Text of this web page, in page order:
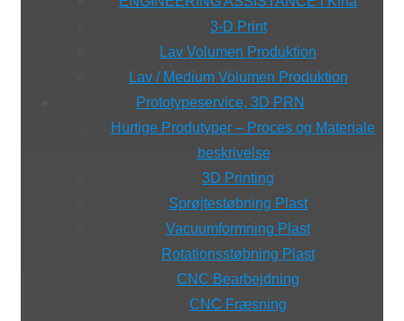
3-D Print
Lav Volumen Produktion
Lav / Medium Volumen Produktion
Prototypeservice, 3D PRN
Hurtige Produtyper – Proces og Materiale
beskrivelse
3D Printing
Sprøjtestøbning Plast
Vacuumformning Plast
Rotationsstøbning Plast
CNC Bearbejdning
CNC Fræsning